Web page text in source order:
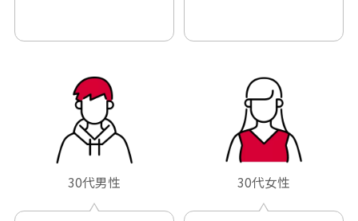
30代男性 30代女性